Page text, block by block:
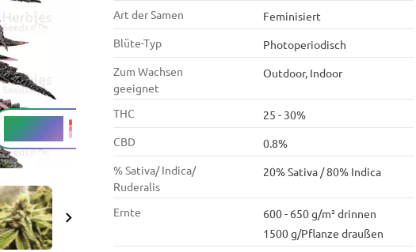
25 - 30 %
THC
Art der Samen
Feminisiert
Blüte-Typ
Photoperiodisch
Zum Wachsen
geeignet
Outdoor, Indoor
THC
25 - 30%
CBD
0.8%
% Sativa/ Indica/
Ruderalis
20% Sativa / 80% Indica
Ernte
600 - 650 g/m² drinnen
1500 g/Pflanze draußen
Schokokekse.